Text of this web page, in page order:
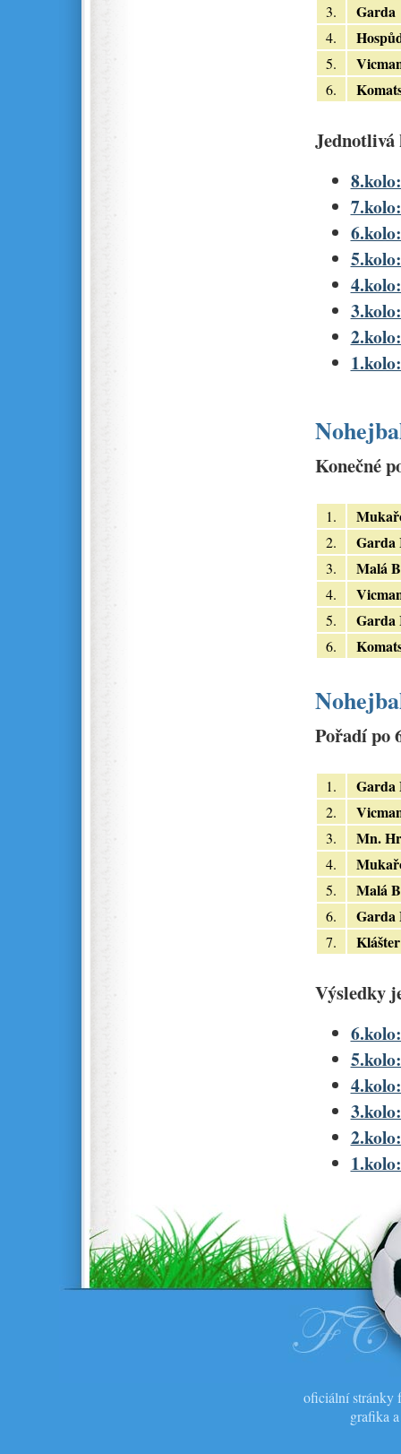
3. Garda
4.
5.
6.
Jednotlivá
Konečné
1.
2. Garda
3. Malá
4.
5. Garda
6.
Pořadí po
1. Garda
2.
3. Mn.
4.
5. Malá
6. Garda
7. Klášter
Výsledky
oficiální stránky
grafika